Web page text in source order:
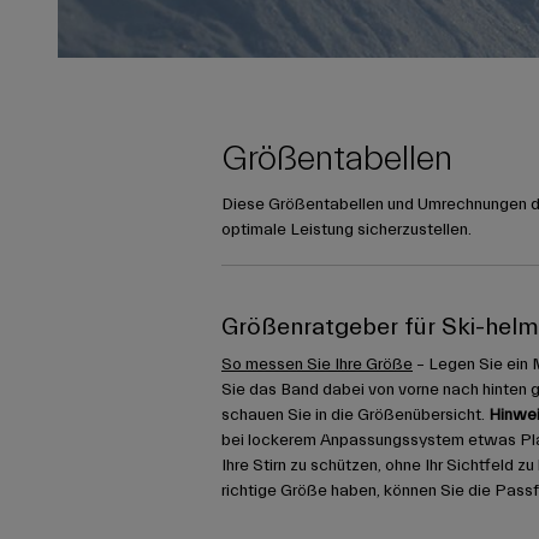
Größentabellen
Diese Größentabellen und Umrechnungen
optimale Leistung sicherzustellen.
Größenratgeber für Ski-
So messen Sie Ihre Größe – Legen Sie ein
Sie das Band dabei von vorne nach hinten
schauen Sie in die Größenübersicht.
bei lockerem Anpassungssystem etwas
Ihre Stirn zu schützen, ohne Ihr Sichtfeld
richtige Größe haben, können Sie die